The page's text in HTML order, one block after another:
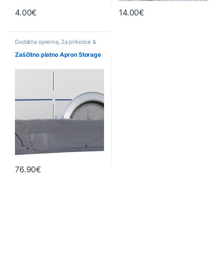
4.00€ 14.00€
Dodatna oprema, Za prikolice &
Zaščitno platno Apron Storage
76.90€